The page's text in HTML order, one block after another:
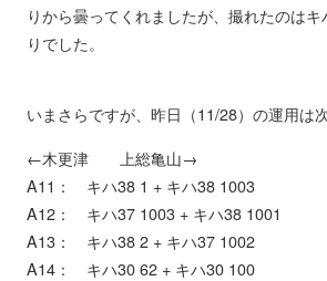
りから曇ってくれましたが、撮れたのは
りでした。
いまさらですが、昨日（11/28）の運用は
←木更津 上総亀山→
A11： キハ38 1 + キハ38 1003
A12： キハ37 1003 + キハ38 1001
A13： キハ38 2 + キハ37 1002
A14： キハ30 62 + キハ30 100